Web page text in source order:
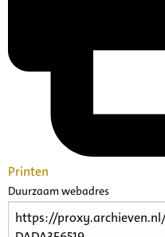
Printen
Duurzaam webadres